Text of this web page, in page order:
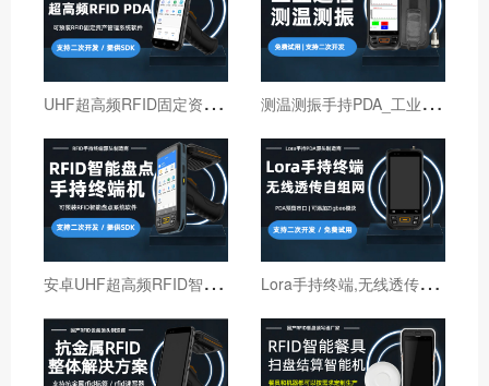
U
HF超高频RFID固定资产管理手持终端机 测
温测振手持PDA_工业巡检手持终端机_红外线测温PDA
安
卓UHF超高频RFID智能盘点手持终端设备 L
ora手持终端,无线透传自组网pda,高性能Lora智能巡检机